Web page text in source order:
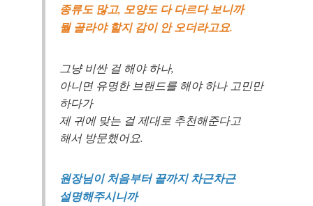
종류도 많고, 모양도 다 다르다 보니까
뭘 골라야 할지 감이 안 오더라고요.
그냥 비싼 걸 해야 하나,
아니면 유명한 브랜드를 해야 하나 고민만
하다가
제 귀에 맞는 걸 제대로 추천해준다고
해서 방문했어요.
원장님이 처음부터 끝까지 차근차근
설명해주시니까